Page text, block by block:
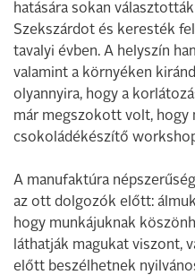
hatására sokan
Szekszárdot és keresték
tavalyi évben. A helyszín
valamint a környéken
olyannyira, hogy a
már megszokott volt, hogy
csokoládékészítő
A manufaktúra
az ott dolgozók előtt:
hogy munkájuknak
láthatják magukat viszont,
előtt beszélhetnek